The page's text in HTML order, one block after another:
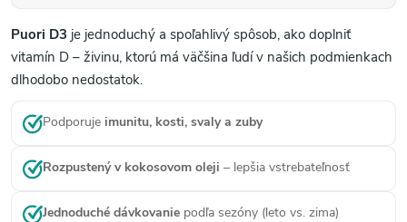
Puori D3 je jednoduchý a spoľahlivý spôsob, ako doplniť
vitamín D – živinu, ktorú má väčšina ľudí v našich podmienkach
dlhodobo nedostatok.
Podporuje imunitu, kosti, svaly a zuby
Rozpustený v kokosovom oleji – lepšia vstrebateľnosť
Jednoduché dávkovanie podľa sezóny (leto vs. zima)